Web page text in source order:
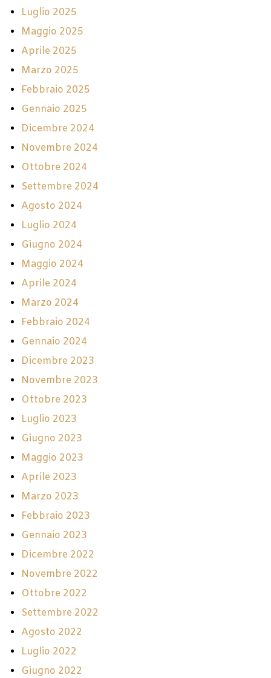
Luglio 2025
Maggio 2025
Aprile 2025
Marzo 2025
Febbraio 2025
Gennaio 2025
Dicembre 2024
Novembre 2024
Ottobre 2024
Settembre 2024
Agosto 2024
Luglio 2024
Giugno 2024
Maggio 2024
Aprile 2024
Marzo 2024
Febbraio 2024
Gennaio 2024
Dicembre 2023
Novembre 2023
Ottobre 2023
Luglio 2023
Giugno 2023
Maggio 2023
Aprile 2023
Marzo 2023
Febbraio 2023
Gennaio 2023
Dicembre 2022
Novembre 2022
Ottobre 2022
Settembre 2022
Agosto 2022
Luglio 2022
Giugno 2022